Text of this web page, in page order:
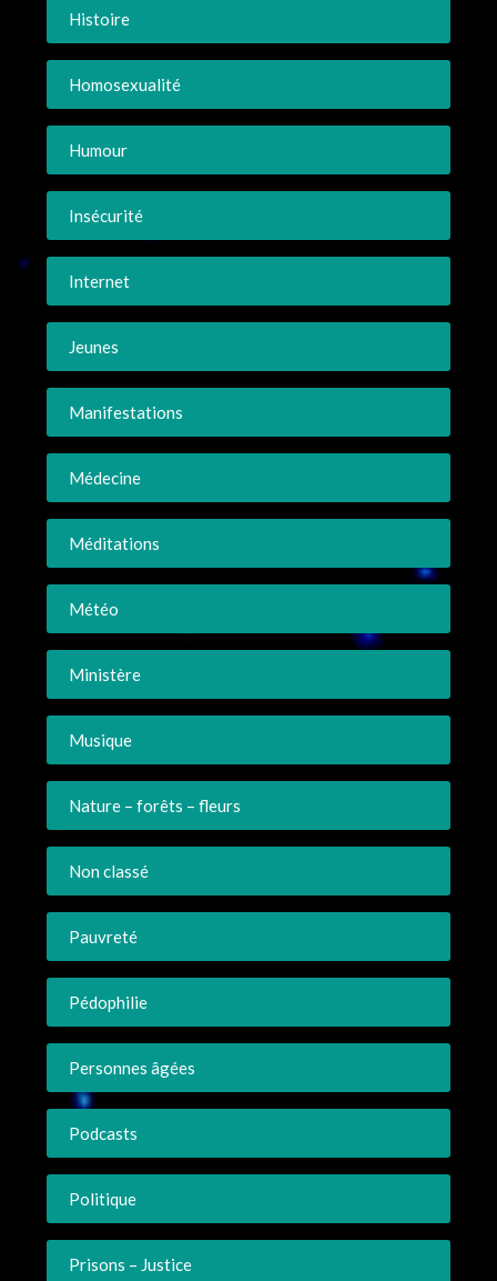
Histoire
Homosexualité
Humour
Insécurité
Internet
Jeunes
Manifestations
Médecine
Méditations
Météo
Ministère
Musique
Nature – forêts – fleurs
Non classé
Pauvreté
Pédophilie
Personnes âgées
Podcasts
Politique
Prisons – Justice